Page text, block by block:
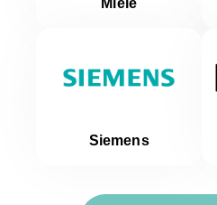
Miele
Siemens